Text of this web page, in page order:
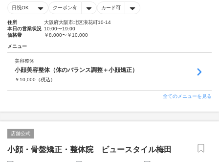
日祝OK クーポン有 カード可
住所
大阪府大阪市北区浪花町10-14
本日の営業状況 10:00〜19:00
価格帯
￥8,000〜￥10,000
メニュー
美容整体
小顔美容整体（体のバランス調整＋小顔矯正）
￥ 10,000 （税込）
全てのメニューを見る
店舗公式
小顔・骨盤矯正・整体院 ビュースタイル梅田